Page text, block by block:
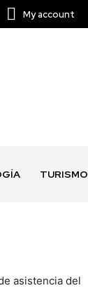
My account
TURISMO
asistencia del